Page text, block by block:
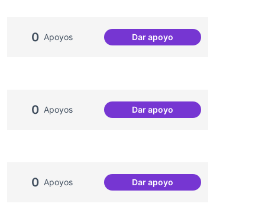
0 Apoyos Dar apoyoSocialització de la gent gran
0 Apoyos Dar apoyoSoledat i aïllament
0 Apoyos Dar apoyoEmergència climàtica